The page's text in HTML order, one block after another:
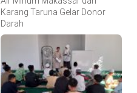
Karang Taruna Gelar Donor
Darah